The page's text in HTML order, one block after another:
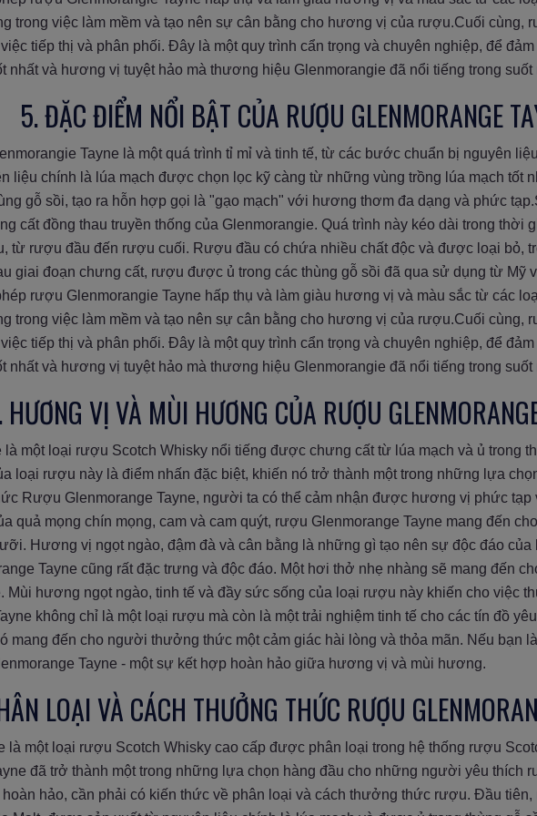
trong việc làm mềm và tạo nên sự cân bằng cho hương vị của rượu.Cuối cùng,
tiếp thị và phân phối. Đây là một quy trình cẩn trọng và chuyên nghiệp, để
nhất và hương vị tuyệt hảo mà thương hiệu Glenmorangie đã nổi tiếng trong suốt
5. ĐẶC ĐIỂM NỔI BẬT CỦA RƯỢU GLENMORANGE
Tayne là một quá trình tỉ mỉ và tinh tế, từ các bước chuẩn bị nguyên
liệu chính là lúa mạch được chọn lọc kỹ càng từ những vùng trồng lúa mạch tốt
gỗ sồi, tạo ra hỗn hợp gọi là "gạo mạch" với hương thơm đa dạng và phức
cất đồng thau truyền thống của Glenmorangie. Quá trình này kéo dài trong thời
từ rượu đầu đến rượu cuối. Rượu đầu có chứa nhiều chất độc và được loại bỏ,
giai đoạn chưng cất, rượu được ủ trong các thùng gỗ sồi đã qua sử dụng từ Mỹ
rượu Glenmorangie Tayne hấp thụ và làm giàu hương vị và màu sắc từ các
trong việc làm mềm và tạo nên sự cân bằng cho hương vị của rượu.Cuối cùng,
tiếp thị và phân phối. Đây là một quy trình cẩn trọng và chuyên nghiệp, để
nhất và hương vị tuyệt hảo mà thương hiệu Glenmorangie đã nổi tiếng trong suốt
HƯƠNG VỊ VÀ MÙI HƯƠNG CỦA RƯỢU
là một loại rượu Scotch Whisky nổi tiếng được chưng cất từ lúa mạch và ủ trong
loại rượu này là điểm nhấn đặc biệt, khiến nó trở thành một trong những lựa
Rượu Glenmorange Tayne, người ta có thể cảm nhận được hương vị phức tạp
quả mọng chín mọng, cam và cam quýt, rượu Glenmorange Tayne mang đến
Hương vị ngọt ngào, đậm đà và cân bằng là những gì tạo nên sự độc đáo
Tayne cũng rất đặc trưng và độc đáo. Một hơi thở nhẹ nhàng sẽ mang đến
Mùi hương ngọt ngào, tinh tế và đầy sức sống của loại rượu này khiến cho việc
không chỉ là một loại rượu mà còn là một trải nghiệm tinh tế cho các tín đồ
mang đến cho người thưởng thức một cảm giác hài lòng và thỏa mãn. Nếu bạn
Tayne - một sự kết hợp hoàn hảo giữa hương vị và mùi hương.
LOẠI VÀ CÁCH THƯỞNG THỨC RƯỢU
là một loại rượu Scotch Whisky cao cấp được phân loại trong hệ thống rượu
đã trở thành một trong những lựa chọn hàng đầu cho những người yêu thích
hảo, cần phải có kiến thức về phân loại và cách thưởng thức rượu. Đầu